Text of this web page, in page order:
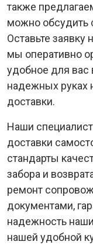
также
можно обсудить
Оставьте заявку
мы оперативно
удобное для вас
надежных руках
доставки.
Наши
доставки
стандарты
забора и
ремонт
документами,
надежность
нашей удобной